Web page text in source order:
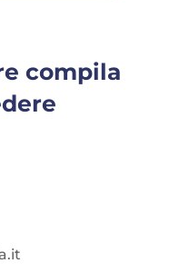
compila